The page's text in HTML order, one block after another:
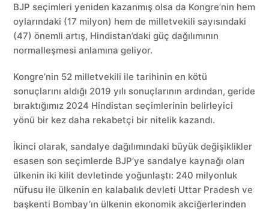
BJP seçimleri yeniden kazanmış olsa da Kongre’nin hem
oylarındaki (17 milyon) hem de milletvekili sayısındaki
(47) önemli artış, Hindistan’daki güç dağılımının
normalleşmesi anlamına geliyor.
Kongre’nin 52 milletvekili ile tarihinin en kötü
sonuçlarını aldığı 2019 yılı sonuçlarının ardından, geride
bıraktığımız 2024 Hindistan seçimlerinin belirleyici
yönü bir kez daha rekabetçi bir nitelik kazandı.
İkinci olarak, sandalye dağılımındaki büyük değişiklikler
esasen son seçimlerde BJP’ye sandalye kaynağı olan
ülkenin iki kilit devletinde yoğunlaştı: 240 milyonluk
nüfusu ile ülkenin en kalabalık devleti Uttar Pradesh ve
başkenti Bombay’ın ülkenin ekonomik akciğerlerinden